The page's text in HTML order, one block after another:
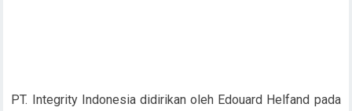
PT. Integrity Indonesia didirikan oleh Edouard Helfand pada